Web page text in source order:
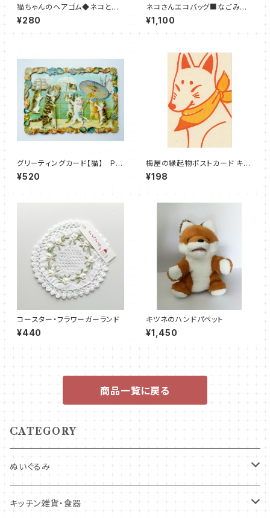
猫ちゃんのヘアゴム◆ネコと
鳥 Ｓサイズ
¥280
ネコさんエコバッグ■なごみエ
コショルダー 猫 ワイン色
¥1,100
グリーティングカード【猫】 PU
NCH STUDIO
¥520
梅屋の縁起物ポストカード キツ
ネ レトロ印刷 絵はがき
¥198
コースター・フラワーガーランド
¥440
キツネのハンドパペット
¥1,450
商品一覧に戻る
CATEGORY
ぬいぐるみ
キツネ
キッチン雑貨・食器